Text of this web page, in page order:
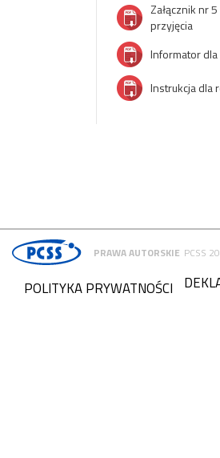
Załącznik nr
przyjęcia
Informator
Instrukcja dla
PRAWA AUTORSKIE PCSS
POLITYKA PRYWATNOŚCI